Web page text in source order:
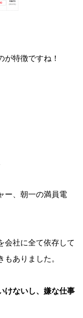
が特徴ですね！
ー、朝一の満員電
会社に全て依存して
ありました。
けないし、嫌な仕事